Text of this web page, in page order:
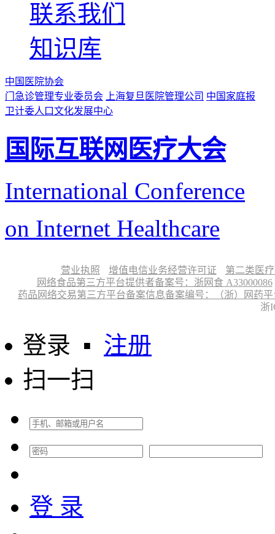
联系我们
知识库
中国医院协会
门急诊管理专业委员会 上海复旦医院管理公司 中国家庭报
卫计委人口文化发展中心
国际互联网医疗大会
International Conference
on Internet Healthcare
营业执照 增值电信业务经营许可证
第二类医
网络食品第三方平台提供者备案号：浙网食 A33000086
药品网络交易第三方平台备案信息备案编号：（浙）网药平
浙
登录 ▪ 注册
扫一扫
登 录